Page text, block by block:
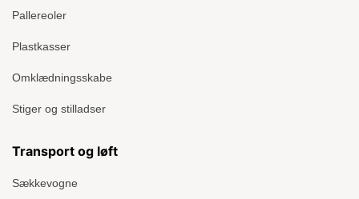
Pallereoler
Plastkasser
Omklædningsskabe
Stiger og stilladser
Transport og løft
Sækkevogne